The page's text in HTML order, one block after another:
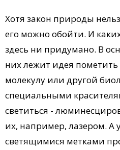
Хотя закон природы
его можно обойти. И
здесь ни придумано. В
них лежит идея
молекулу или другой
специальными
светиться -
их, например, лазером. А
светящимися метками